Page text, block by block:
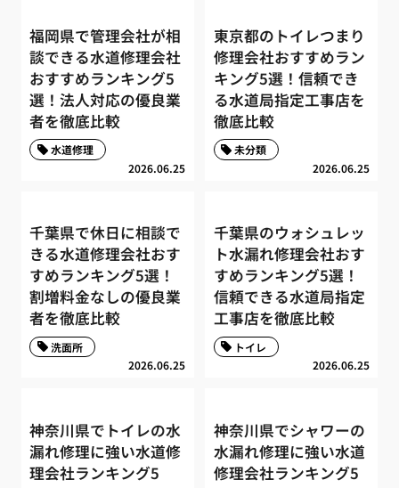
福岡県で管理会社が相
談できる水道修理会社
おすすめランキング5
選！法人対応の優良業
者を徹底比較
2026.06.25
水道修理
東京都のトイレつまり
修理会社おすすめラン
キング5選！信頼でき
る水道局指定工事店を
徹底比較
2026.06.25
未分類
千葉県で休日に相談で
きる水道修理会社おす
すめランキング5選！
割増料金なしの優良業
者を徹底比較
2026.06.25
洗面所
千葉県のウォシュレッ
ト水漏れ修理会社おす
すめランキング5選！
信頼できる水道局指定
工事店を徹底比較
2026.06.25
トイレ
神奈川県でトイレの水
漏れ修理に強い水道修
理会社ランキング5
神奈川県でシャワーの
水漏れ修理に強い水道
修理会社ランキング5